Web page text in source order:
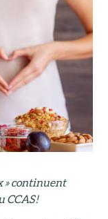
» continuent
CCAS !